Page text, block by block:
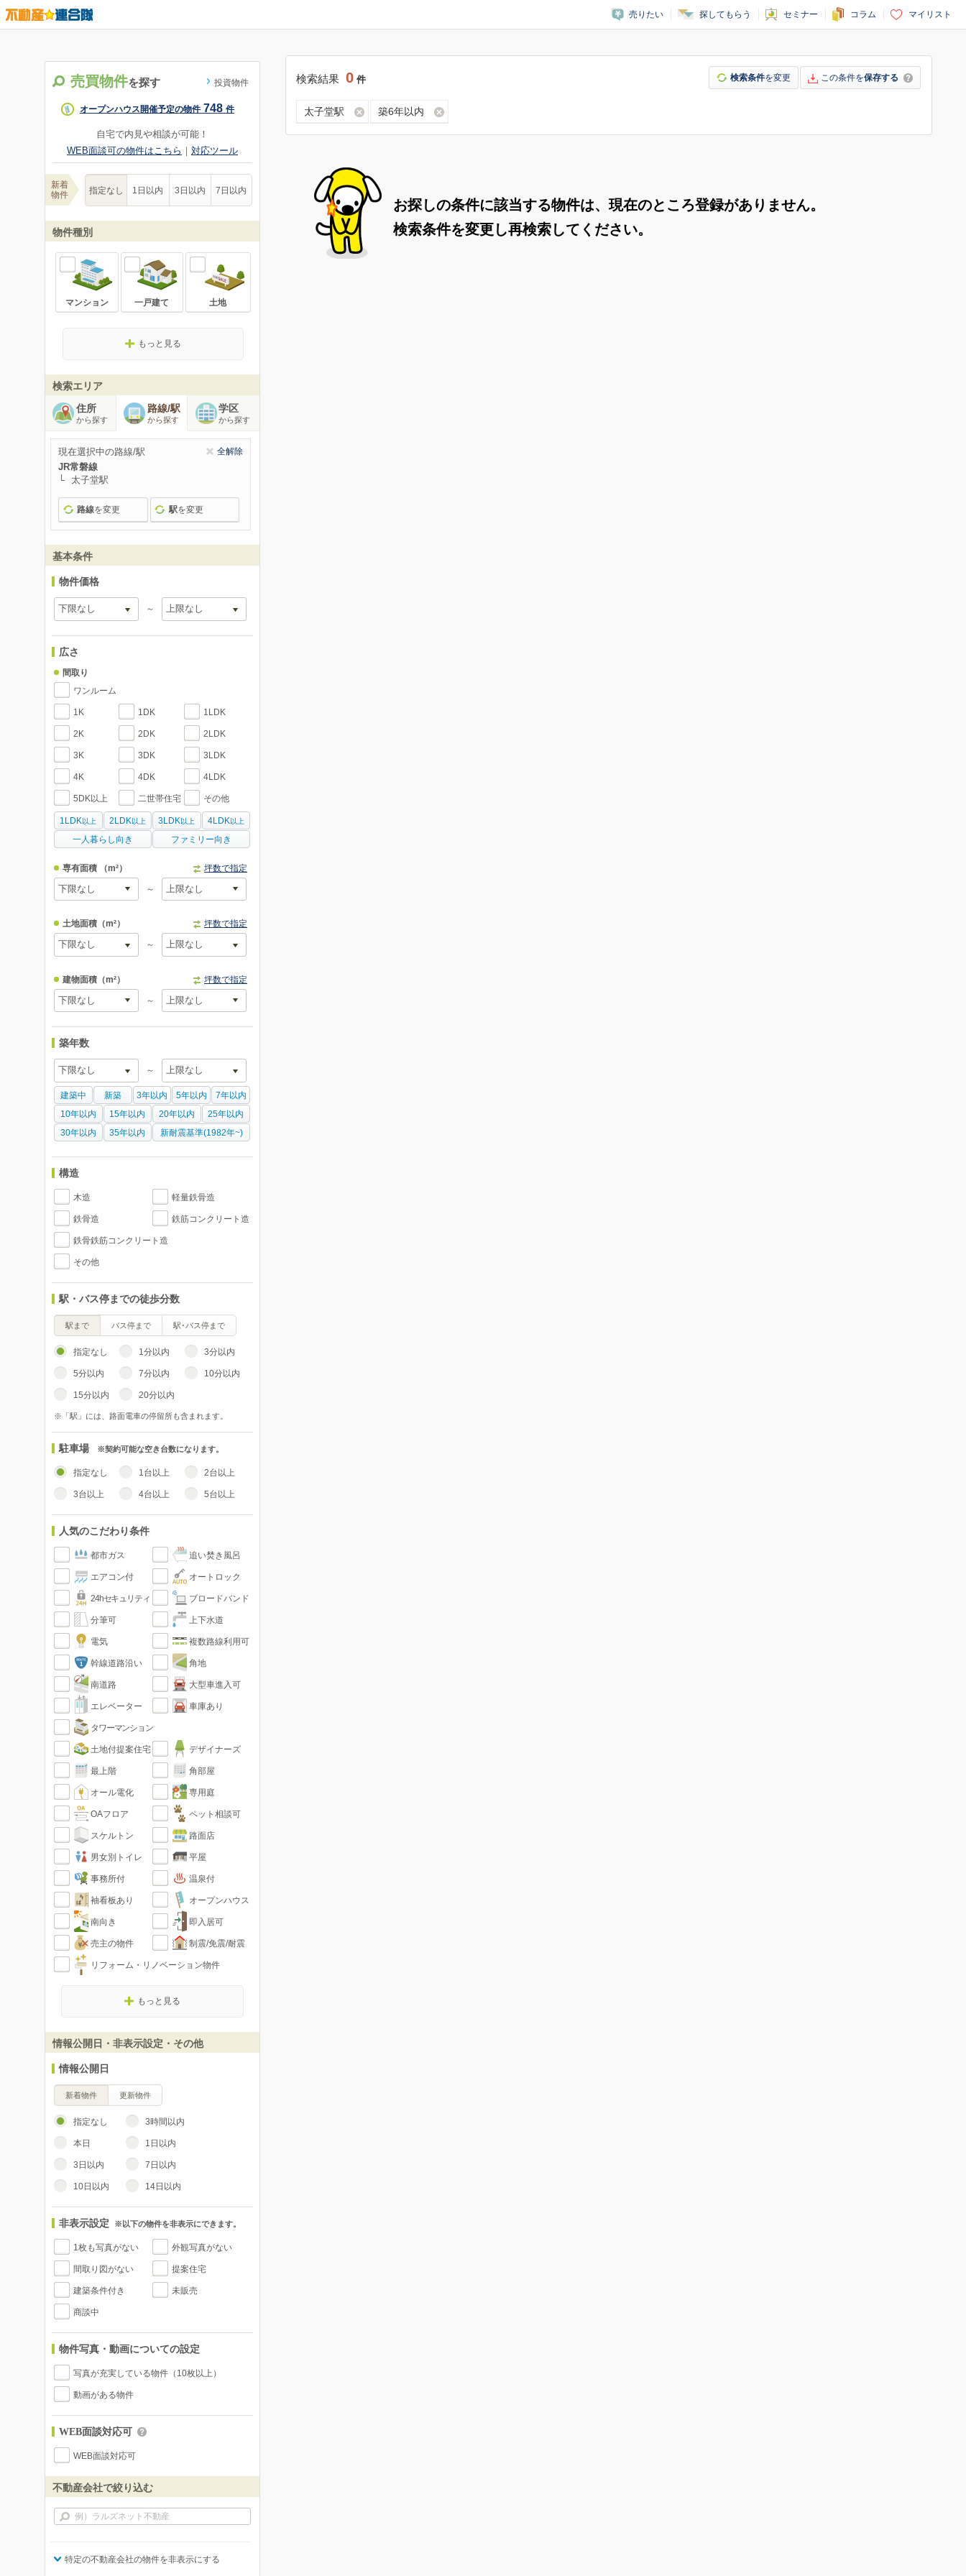
売りたい 探してもらう セミナー コラム マイリスト
売買物件を探す 投資物件
オープンハウス開催予定の物件 748 件
自宅で内見や相談が可能！
WEB面談可の物件はこちら ｜ 対応ツール
新着
物件
指定なし 1日以内 3日以内 7日以内
物件種別
マンション 一戸建て 土地
もっと見る
検索エリア
住所
から探す
路線/駅
から探す
学区
から探す
現在選択中の路線/駅 全解除
JR常磐線
太子堂駅
路線を変更 駅を変更
基本条件
物件価格
～
広さ
間取り
ワンルーム
1K 1DK 1LDK
2K 2DK 2LDK
3K 3DK 3LDK
4K 4DK 4LDK
5DK以上 二世帯住宅 その他
1LDK 以上 2LDK 以上 3LDK 以上 4LDK 以上
一人暮らし向き ファミリー向き
専有面積 （m²） 坪数で指定
～
土地面積（m²） 坪数で指定
～
建物面積（m²） 坪数で指定
～
築年数
～
建築中 新築 3年以内 5年以内
7年以内
10年以内
15年以内 20年以内
25年以内
30年以内
35年以内 新耐震基準(1982年~)
構造
木造 軽量鉄骨造
鉄骨造 鉄筋コンクリート造
鉄骨鉄筋コンクリート造
その他
駅・バス停までの徒歩分数
駅まで バス停まで 駅･バス停まで
指定なし 1分以内 3分以内
5分以内 7分以内 10分以内
15分以内 20分以内
※「駅」には、路面電車の停留所も含まれます。
駐車場 ※契約可能な空き台数になります。
指定なし 1台以上 2台以上
3台以上 4台以上 5台以上
人気のこだわり条件
都市ガス 追い焚き風呂
エアコン付 オートロック
24hセキュリティ ブロードバンド
分筆可 上下水道
電気 複数路線利用可
幹線道路沿い 角地
南道路 大型車進入可
エレベーター 車庫あり
タワーマンション
土地付提案住宅 デザイナーズ
最上階 角部屋
オール電化 専用庭
OAフロア ペット相談可
スケルトン 路面店
男女別トイレ 平屋
事務所付 温泉付
袖看板あり オープンハウス
南向き 即入居可
売主の物件 制震/免震/耐震
リフォーム・リノベーション物件
もっと見る
情報公開日・非表示設定・その他
情報公開日
新着物件 更新物件
指定なし 3時間以内
本日 1日以内
3日以内 7日以内
10日以内 14日以内
非表示設定 ※以下の物件を非表示にできます。
1枚も写真がない 外観写真がない
間取り図がない 提案住宅
建築条件付き 未販売
商談中
物件写真・動画についての設定
写真が充実している物件（10枚以上）
動画がある物件
WEB面談対応可
WEB面談対応可
不動産会社で絞り込む
特定の不動産会社の物件を非表示にする
検索結果 0 件 検索条件を変更 この条件を保存する
太子堂駅 築6年以内
お探しの条件に該当する物件は、現在のところ登録がありません。
検索条件を変更し再検索してください。